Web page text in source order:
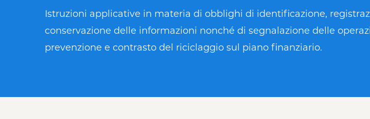
Istruzioni applicative in materia di obblighi di identificazione,
conservazione delle informazioni nonché di segnalazione delle
prevenzione e contrasto del riciclaggio sul piano finanziario.